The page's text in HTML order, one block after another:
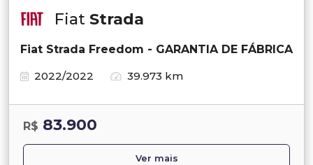
Fiat Strada
Fiat Strada Freedom - GARANTIA DE FÁBRICA
2022/2022
39.973 km
R$ 83.900
Ver mais